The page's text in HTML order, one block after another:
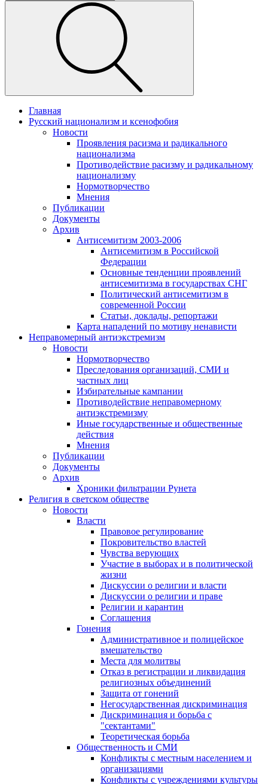
Главная
Русский национализм и ксенофобия
Новости
Проявления расизма и радикального
национализма
Противодействие расизму и радикальному
национализму
Нормотворчество
Мнения
Публикации
Документы
Архив
Антисемитизм 2003-2006
Антисемитизм в Российской
Федерации
Основные тенденции проявлений
антисемитизма в государствах СНГ
Политический антисемитизм в
современной России
Статьи, доклады, репортажи
Карта нападений по мотиву ненависти
Неправомерный антиэкстремизм
Новости
Нормотворчество
Преследования организаций, СМИ и
частных лиц
Избирательные кампании
Противодействие неправомерному
антиэкстремизму
Иные государственные и общественные
действия
Мнения
Публикации
Документы
Архив
Хроники фильтрации Рунета
Религия в светском обществе
Новости
Власти
Правовое регулирование
Покровительство властей
Чувства верующих
Участие в выборах и в политической
жизни
Дискуссии о религии и власти
Дискуссии о религии и праве
Религии и карантин
Соглашения
Гонения
Административное и полицейское
вмешательство
Места для молитвы
Отказ в регистрации и ликвидация
религиозных объединений
Защита от гонений
Негосударственная дискриминация
Дискриминация и борьба с
"сектантами"
Теоретическая борьба
Общественность и СМИ
Конфликты с местным населением и
организациями
Конфликты с учреждениями культуры